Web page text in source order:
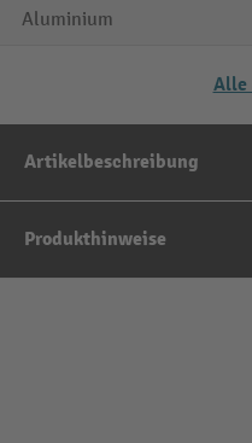
Aluminium
Alle
Artikelbeschreibung
Produkthinweise